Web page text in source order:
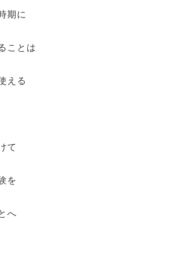
期に
ことは
える
て
を
へ